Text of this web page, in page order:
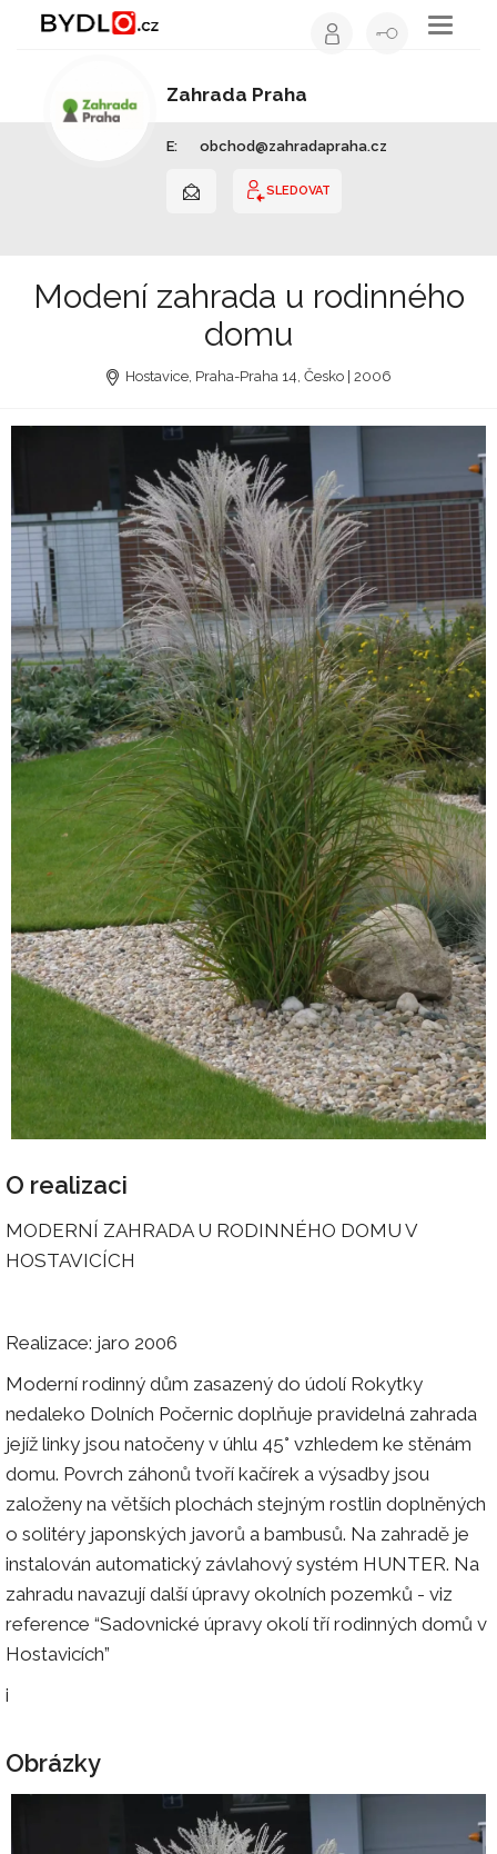
Toggle
Zahrada Praha
E: obchod@zahradapraha.cz
SLEDOVAT
Modení zahrada u rodinného
domu
Hostavice, Praha-Praha 14, Česko | 2006
O realizaci
MODERNÍ ZAHRADA U RODINNÉHO DOMU V
HOSTAVICÍCH
Realizace: jaro 2006
Moderní rodinný dům zasazený do údolí Rokytky
nedaleko Dolních Počernic doplňuje pravidelná zahrada
jejíž linky jsou natočeny v úhlu 45° vzhledem ke stěnám
domu. Povrch záhonů tvoří kačírek a výsadby jsou
založeny na větších plochách stejným rostlin doplněných
o solitéry japonských javorů a bambusů. Na zahradě je
instalován automatický závlahový systém HUNTER. Na
zahradu navazují další úpravy okolních pozemků - viz
reference “Sadovnické úpravy okolí tří rodinných domů v
Hostavicích”
i
Obrázky